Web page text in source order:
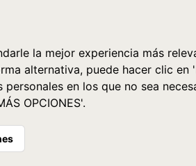
la mejor experiencia más
alternativa, puede hacer clic
en los que no sea
OPCIONES'.